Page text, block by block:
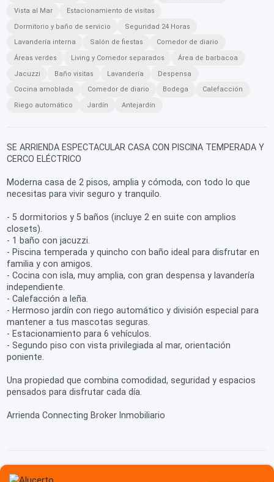
Vista al Mar
Estacionamiento de visitas
Dormitorio y baño de servicio
Seguridad 24 Horas
Lavandería interna
Salón de fiestas
Comedor de diario
Áreas verdes
Living y Comedor separados
Área de barbacoa
Jacuzzi
Baño visitas Lavandería
Despensa
Cocina amoblada
Comedor de diario Bodega
Calefacción
Riego automático
Jardín Antejardín
SE ARRIENDA ESPECTACULAR CASA CON PISCINA TEMPERADA Y
CERCO ELÉCTRICO
Moderna casa de 2 pisos, amplia y cómoda, con todo lo que
necesitas para vivir seguro y tranquilo.
- 5 dormitorios y 5 baños (incluye 2 en suite con amplios
closets).
- 1 baño con jacuzzi.
- Piscina temperada y quincho con baño ideal para disfrutar en
familia y con amigos.
- Cocina con isla, muy amplia, con gran despensa y lavandería
independiente.
- Calefacción a leña.
- Hermoso jardín con riego automático y división especial para
mantener a tus mascotas seguras.
- Estacionamiento para 6 vehículos.
- Segundo piso con vista privilegiada al mar, orientación
poniente.
Una propiedad que combina comodidad, seguridad y espacios
pensados para disfrutar cada día.
Arrienda Connecting Broker Inmobiliario